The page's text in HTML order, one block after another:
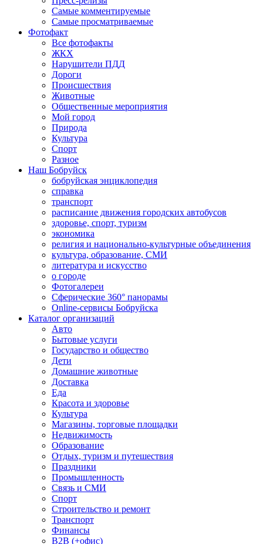
Самые комментируемые
Самые просматриваемые
Фотофакт
Все фотофакты
ЖКХ
Нарушители ПДД
Дороги
Происшествия
Животные
Общественные мероприятия
Мой город
Природа
Культура
Спорт
Разное
Наш Бобруйск
бобруйская энциклопедия
справка
транспорт
расписание движения городских автобусов
здоровье, спорт, туризм
экономика
религия и национально-культурные объединения
культура, образование, СМИ
литература и искусство
о городе
Фотогалереи
Сферические 360° панорамы
Online-сервисы Бобруйска
Каталог организаций
Авто
Бытовые услуги
Государство и общество
Дети
Домашние животные
Доставка
Еда
Красота и здоровье
Культура
Магазины, торговые площадки
Недвижимость
Образование
Отдых, туризм и путешествия
Праздники
Промышленность
Связь и СМИ
Спорт
Строительство и ремонт
Транспорт
Финансы
B2B (+офис)